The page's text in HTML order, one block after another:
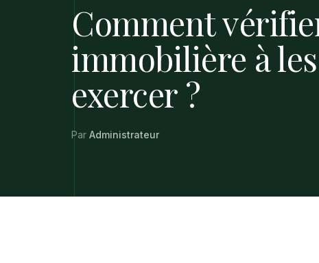
Comment
immobilière à
exercer ?
Par Administrateur